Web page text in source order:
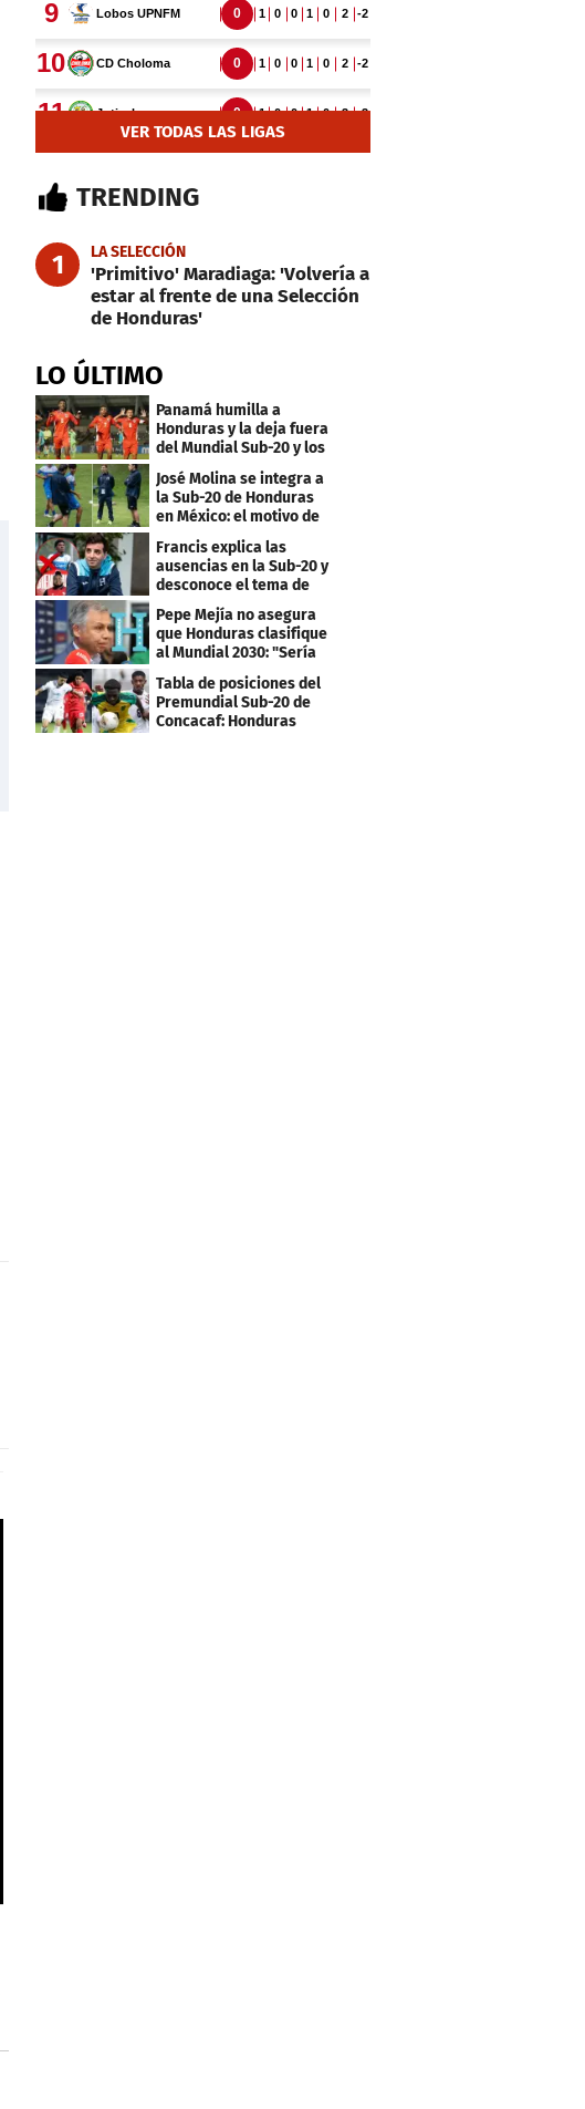
VER TODAS LAS LIGAS
TRENDING
1 LA SELECCIÓN
'Primitivo' Maradiaga: 'Volvería a
estar al frente de una Selección
de Honduras'
LO ÚLTIMO
Panamá humilla a
Honduras y la deja fuera
del Mundial Sub-20 y los
Juegos Olímpicos
José Molina se integra a
la Sub-20 de Honduras
en México: el motivo de
su viaje
Francis explica las
ausencias en la Sub-20 y
desconoce el tema de
los tiktokers
Pepe Mejía no asegura
que Honduras clasifique
al Mundial 2030: "Sería
mentir"
Tabla de posiciones del
Premundial Sub-20 de
Concacaf: Honduras